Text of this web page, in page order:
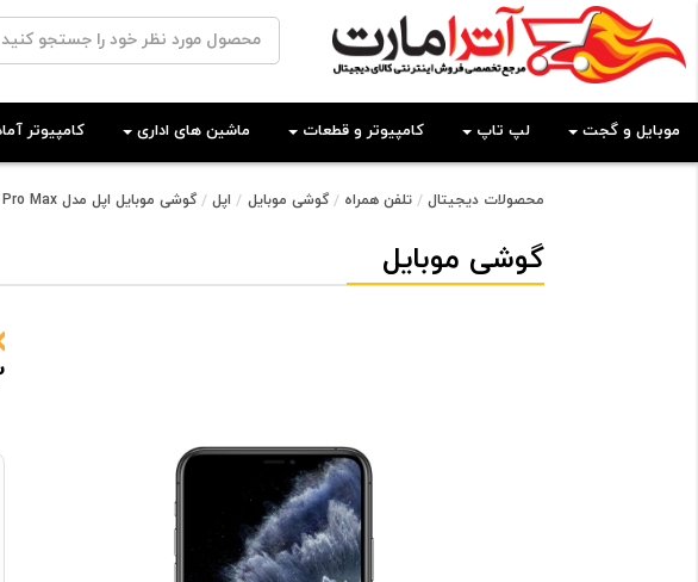
موبایل و گجت لپ تاپ کامپیوتر و قطعات ماشین های اداری کامپیوتر
محصولات دیجیتال تلفن همراه گوشی موبایل اپل گوشی موبایل اپل مدل iPhone 11 Pro Max دو سیم‌ کارت ظرفیت 512 گیگابایت
گوشی موبایل